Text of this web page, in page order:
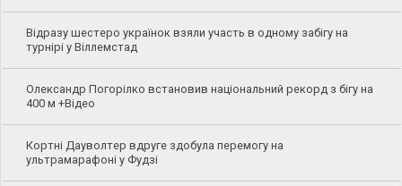
Відразу шестеро українок взяли участь в одному забігу на
турнірі у Віллемстад
Олександр Погорілко встановив національний рекорд з бігу на
400 м +Відео
Кортні Дауволтер вдруге здобула перемогу на
ультрамарафоні у Фудзі